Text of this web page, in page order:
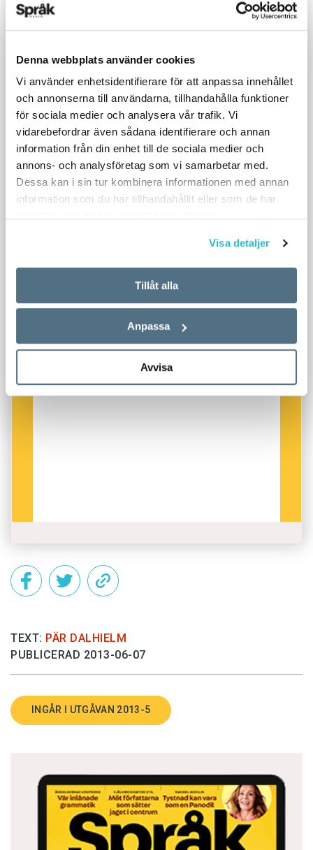
Denna webbplats använder cookies
Vi använder enhetsidentifierare för att anpassa innehållet
och annonserna till användarna, tillhandahålla funktioner
för sociala medier och analysera vår trafik. Vi
vidarebefordrar även sådana identifierare och annan
information från din enhet till de sociala medier och
annons- och analysföretag som vi samarbetar med.
Dessa kan i sin tur kombinera informationen med annan
information som du har tillhandahållit eller som de har
Visa detaljer
Tillåt alla
Anpassa
Avvisa
TEXT: PÄR DALHIELM
PUBLICERAD 2013-06-07
INGÅR I UTGÅVAN 2013-5